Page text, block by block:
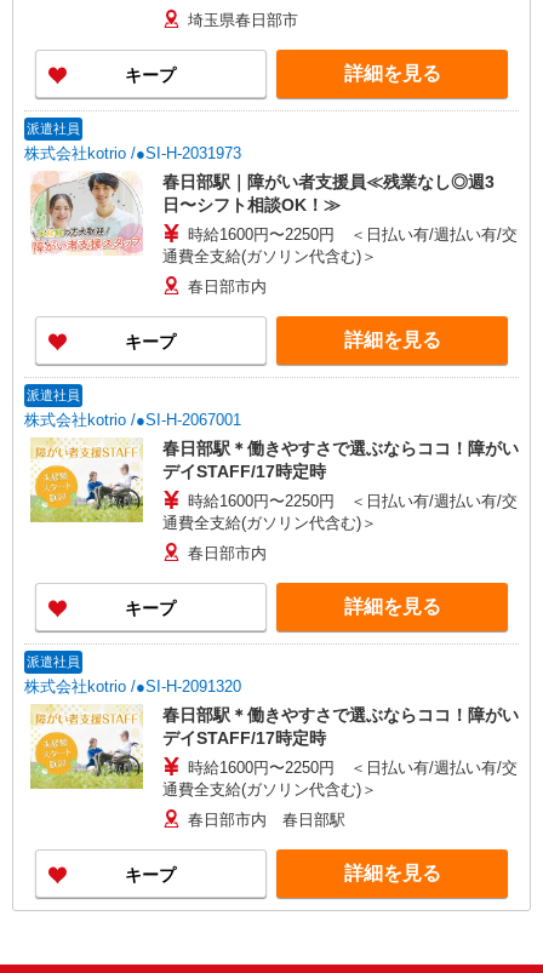
30,000円 ・役職手当：10,000〜70,000円 ・処遇改
善手当：20,000〜60,000円（勤続年数、保有資格
により変動） ・固定残業手当：20,000円（10時
間） ※固定残業時間を超過する場合には超過勤務
手当として別途支給 ・夜勤手当：10,000円/1回
歓迎 ・認知症介護基礎研修 ・初任者研修 ・実務
者研修 ・介護福祉士 など
埼玉県春日部市
キープ 詳細を見る
派遣社員
株式会社kotrio /●SI-H-2031973
春日部駅｜障がい者支援員≪残業なし◎週3
日〜シフト相談OK！≫
時給1600円〜2250円 ＜日払い有/週払い有/交
通費全支給(ガソリン代含む)＞
春日部市内
キープ 詳細を見る
派遣社員
株式会社kotrio /●SI-H-2067001
春日部駅＊働きやすさで選ぶならココ！障がい
デイSTAFF/17時定時
時給1600円〜2250円 ＜日払い有/週払い有/交
通費全支給(ガソリン代含む)＞
春日部市内
キープ 詳細を見る
派遣社員
株式会社kotrio /●SI-H-2091320
春日部駅＊働きやすさで選ぶならココ！障がい
デイSTAFF/17時定時
時給1600円〜2250円 ＜日払い有/週払い有/交
通費全支給(ガソリン代含む)＞
春日部市内 春日部駅
キープ 詳細を見る